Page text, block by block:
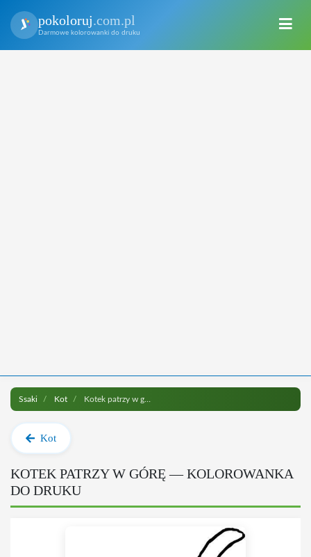
pokoloruj.com.pl
Darmowe kolorowanki do druku
Ssaki Kot Kotek patrzy w górę do druku
Kot
KOTEK PATRZY W GÓRĘ — KOLOROWANKA
DO DRUKU